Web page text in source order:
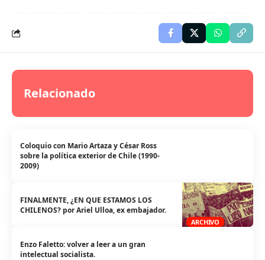
Relacionado
Coloquio con Mario Artaza y César Ross
sobre la política exterior de Chile (1990-
2009)
ARCHIVO
FINALMENTE, ¿EN QUE ESTAMOS LOS
CHILENOS? por Ariel Ulloa, ex embajador.
Enzo Faletto: volver a leer a un gran
intelectual socialista.